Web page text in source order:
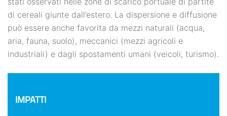
di cereali giunte dall’estero. La dispersione e diffusione
può essere anche favorita da mezzi naturali (acqua,
aria, fauna, suolo), meccanici (mezzi agricoli e
industriali) e dagli spostamenti umani (veicoli, turismo).
IMPATTI